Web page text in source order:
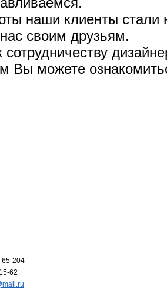
наши клиенты
своим друзьям.
Вы можете
65-204
62